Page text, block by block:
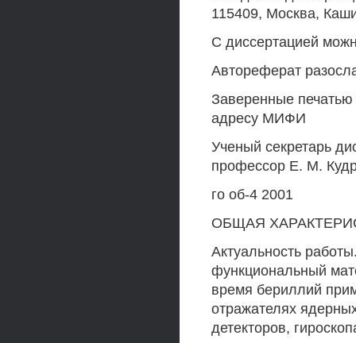
115409, Москва,
С диссертацией
Автореферат
Заверенные
адресу МИФИ
Ученый секретарь
профессор Е. М.
го об-4 2001
ОБЩАЯ
Актуальность
функциональный
время бериллий
отражателях
детекторов,